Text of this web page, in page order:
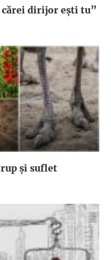
cărei dirijor ești tu”
și suflet